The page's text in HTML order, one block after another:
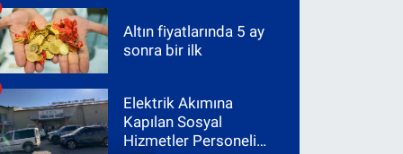
Altın fiyatlarında 5 ay
sonra bir ilk
Elektrik Akımına
Kapılan Sosyal
Hizmetler Personeli